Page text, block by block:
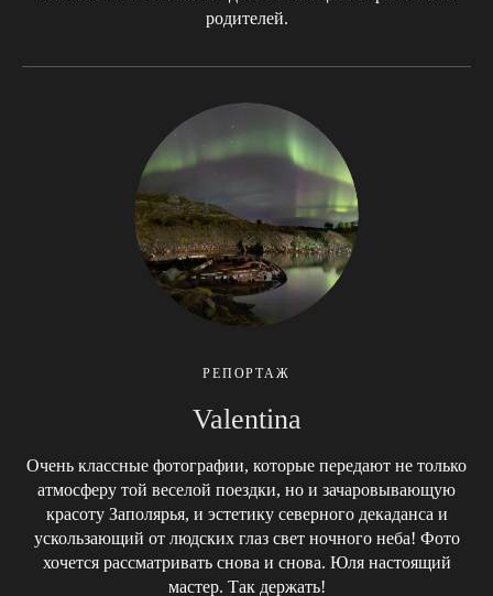
родителей.
РЕПОРТАЖ
Valentina
Очень классные фотографии, которые передают не только
атмосферу той веселой поездки, но и зачаровывающую
красоту Заполярья, и эстетику северного декаданса и
ускользающий от людских глаз свет ночного неба! Фото
хочется рассматривать снова и снова. Юля настоящий
мастер. Так держать!